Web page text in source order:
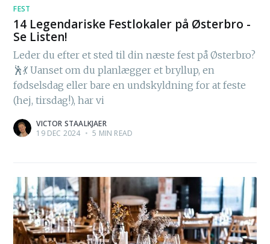
FEST
14 Legendariske Festlokaler på Østerbro -
Se Listen!
Leder du efter et sted til din næste fest på Østerbro?
🕺💃 Uanset om du planlægger et bryllup, en
fødselsdag eller bare en undskyldning for at feste
(hej, tirsdag!), har vi
VICTOR STAALKJAER
19 DEC 2024 • 5 MIN READ